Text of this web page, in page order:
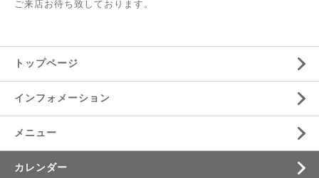
ご来店お待ち致しております。
トップページ
インフォメーション
メニュー
カレンダー